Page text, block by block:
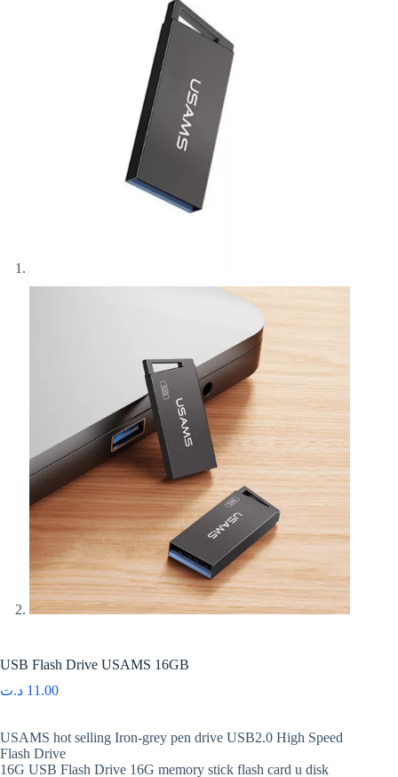
USB Flash Drive USAMS 16GB
11.00 د.ت
USAMS hot selling Iron-grey pen drive USB2.0 High Speed
Flash Drive
16G USB Flash Drive 16G memory stick flash card u disk